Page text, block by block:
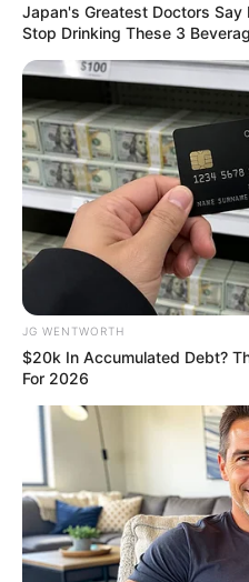
ดวงรายวัน ดูดวง ดู
เชื่อใ
เนื้อหาที่ได้รับการโปรโมต
Polar Bear Approaches
BUZZDAY
She Took Her Love For
Japan's Greatest Doctors
Stop Drinking These 3
JG WENTWORTH
$20k In Accumulated Debt?
For 2026